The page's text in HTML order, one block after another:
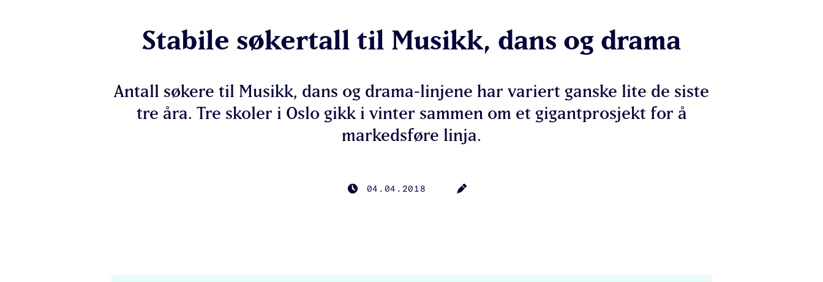
Stabile søkertall til Musikk, dans og drama
Antall søkere til Musikk, dans og drama-linjene har variert ganske lite de siste
tre åra. Tre skoler i Oslo gikk i vinter sammen om et gigantprosjekt for å
markedsføre linja.
PUBLISERT
04.04.2018
FORFATTER